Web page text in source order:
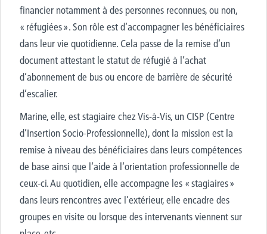
financier notamment à des personnes reconnues, ou non,
« réfugiées ». Son rôle est d’accompagner les bénéficiaires
dans leur vie quotidienne. Cela passe de la remise d’un
document attestant le statut de réfugié à l’achat
d’abonnement de bus ou encore de barrière de sécurité
d’escalier.
Marine, elle, est stagiaire chez Vis-à-Vis, un CISP (Centre
d’Insertion Socio-Professionnelle), dont la mission est la
remise à niveau des bénéficiaires dans leurs compétences
de base ainsi que l’aide à l’orientation professionnelle de
ceux-ci. Au quotidien, elle accompagne les « stagiaires »
dans leurs rencontres avec l’extérieur, elle encadre des
groupes en visite ou lorsque des intervenantsviennentsur